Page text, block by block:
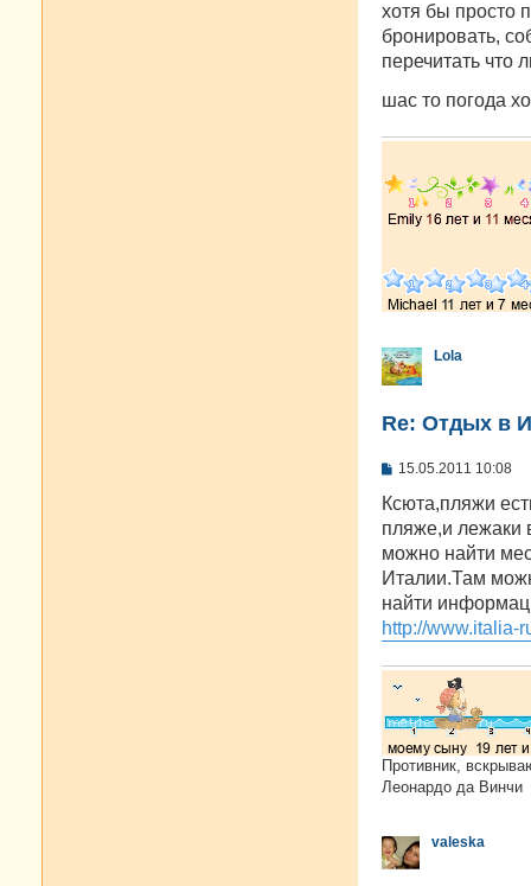
щ
е
н
и
хотя бы просто
бронировать,
перечитать что
шас то погода
Lola
Re: Отдых в
С
о
щ
е
н
и
е
15.05.2011 10:08
Ксюта,пляжи
пляже,и лежаки
можно найти
Италии.Там
найти
http://www.italia-
Противник,
Леонардо да Винчи
valeska